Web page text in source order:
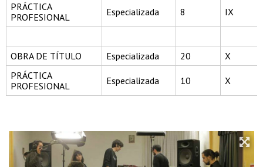
PRÁCTICA
PROFESIONAL
Especializada 8 IX
OBRA DE TÍTULO Especializada 20
X
PRÁCTICA
PROFESIONAL
Especializada 10 X